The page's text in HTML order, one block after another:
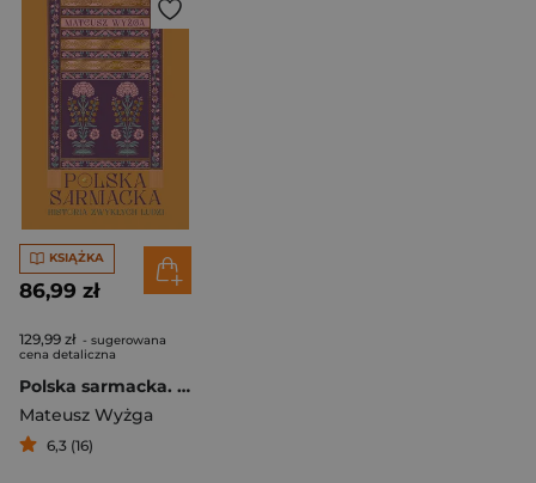
KSIĄŻKA
86,99 zł
129,99 zł - sugerowana
cena detaliczna
Polska sarmacka. Historia zwykłych ludzi
Mateusz Wyżga
6,3 (16)